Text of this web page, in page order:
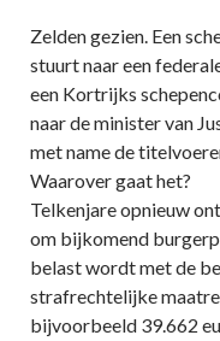
Zelden gezien. Een
stuurt naar een
een Kortrijks
naar de minister van
met name de
Waarover gaat het?
Telkenjare opnieuw
om bijkomend
belast wordt met de
strafrechtelijke
bijvoorbeeld 39.662